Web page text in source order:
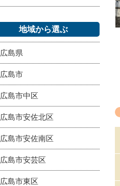
地域から選ぶ
広島県
広島市
広島市中区
広島市安佐北区
広島市安佐南区
広島市安芸区
広島市東区